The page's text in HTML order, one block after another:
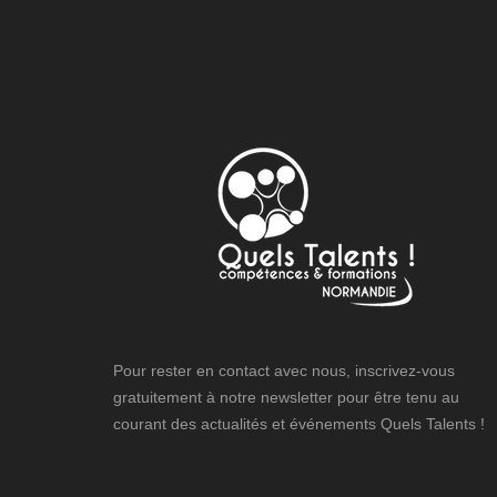
Pour rester en contact avec nous, inscrivez-vous
gratuitement à notre newsletter pour être tenu au
courant des actualités et événements Quels Talents !